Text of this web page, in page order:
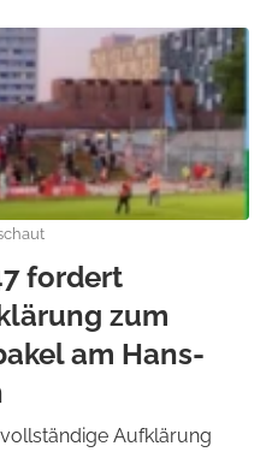
fordert
zum
am Hans-
Aufklärung